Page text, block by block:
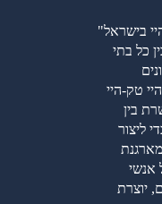
בישראל"
כל בתי
טק-היי
בין
ליצור
אנשי
יוצרת